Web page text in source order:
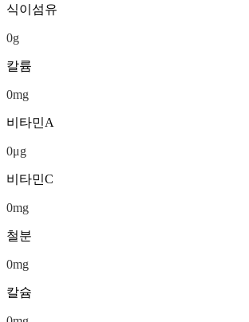
식이섬유
0g
칼륨
0mg
비타민A
0μg
비타민C
0mg
철분
0mg
칼슘